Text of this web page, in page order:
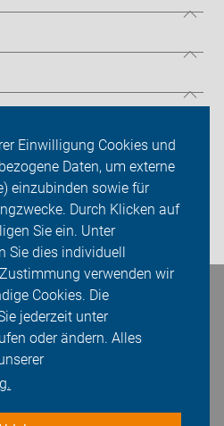
Einwilligung Cookies und
Daten, um externe
einzubinden sowie für
Durch Klicken auf
Sie ein. Unter
Sie dies individuell
verwenden wir
Cookies. Die
jederzeit unter
oder ändern. Alles